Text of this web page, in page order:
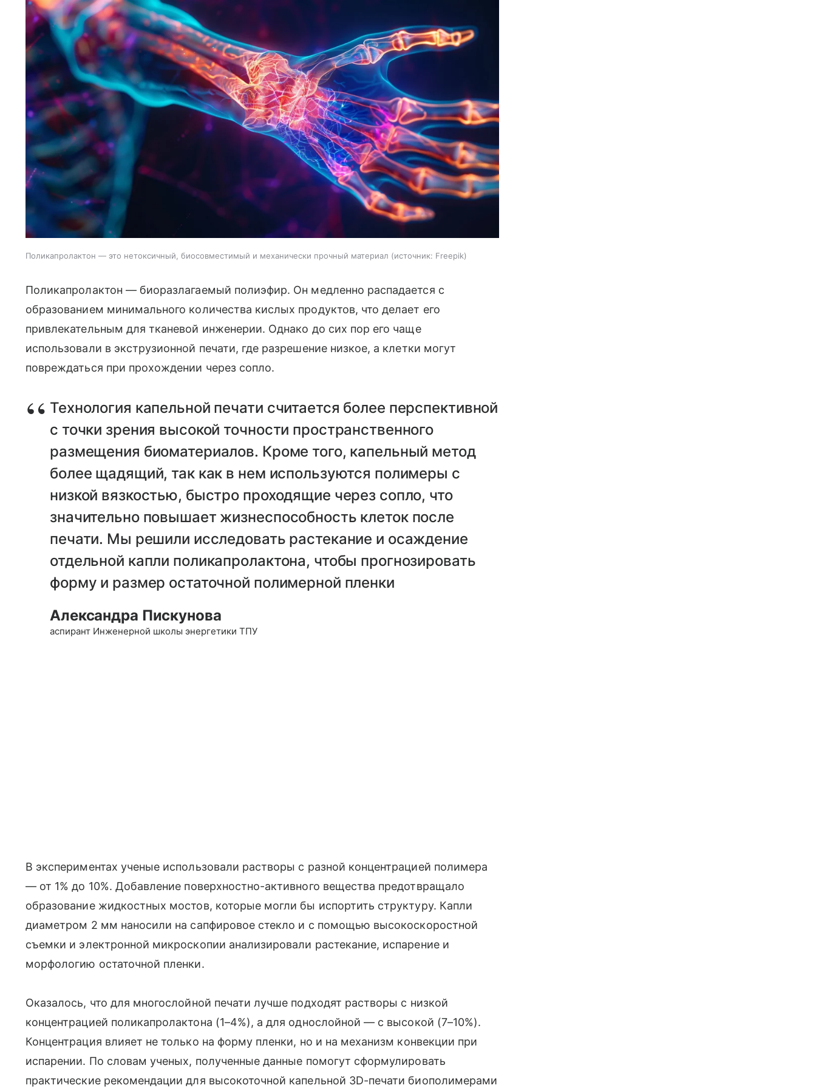
Поликапролактон — это нетоксичный, биосовместимый и механически прочный материал источник: Freepik
Поликапролактон — биоразлагаемый полиэфир. Он медленно распадается с
образованием минимального количества кислых продуктов, что делает его
привлекательным для тканевой инженерии. Однако до сих пор его чаще
использовали в экструзионной печати, где разрешение низкое, а клетки могут
повреждаться при прохождении через сопло.
Технология капельной печати считается более перспективной
с точки зрения высокой точности пространственного
размещения биоматериалов. Кроме того, капельный метод
более щадящий, так как в нем используются полимеры с
низкой вязкостью, быстро проходящие через сопло, что
значительно повышает жизнеспособность клеток после
печати. Мы решили исследовать растекание и осаждение
отдельной капли поликапролактона, чтобы прогнозировать
форму и размер остаточной полимерной пленки
Александра Пискунова
аспирант Инженерной школы энергетики ТПУ
В экспериментах ученые использовали растворы с разной концентрацией полимера
— от 1% до 10%. Добавление поверхностно-активного вещества предотвращало
образование жидкостных мостов, которые могли бы испортить структуру. Капли
диаметром 2 мм наносили на сапфировое стекло и с помощью высокоскоростной
съемки и электронной микроскопии анализировали растекание, испарение и
морфологию остаточной пленки.
Оказалось, что для многослойной печати лучше подходят растворы с низкой
концентрацией поликапролактона (1–4%), а для однослойной — с высокой (7–10%).
Концентрация влияет не только на форму пленки, но и на механизм конвекции при
испарении. По словам ученых, полученные данные помогут сформулировать
практические рекомендации для высокоточной капельной 3D-печати биополимерами